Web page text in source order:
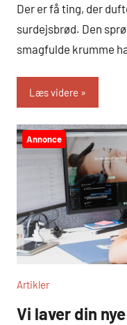
Der er få ting, der
surdejsbrød. Den
smagfulde krumme
Læs videre
Annonce
Artikler
Vi laver din